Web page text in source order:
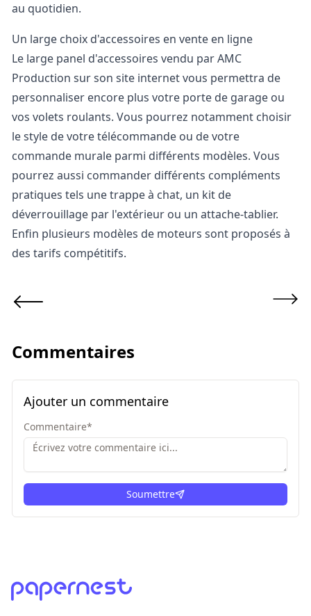
au quotidien.
Un large choix d'accessoires en vente en ligne
Le large panel d'accessoires vendu par AMC
Production sur son site internet vous permettra de
personnaliser encore plus votre porte de garage ou
vos volets roulants. Vous pourrez notamment choisir
le style de votre télécommande ou de votre
commande murale parmi différents modèles. Vous
pourrez aussi commander différents compléments
pratiques tels une trappe à chat, un kit de
déverrouillage par l'extérieur ou un attache-tablier.
Enfin plusieurs modèles de moteurs sont proposés à
des tarifs compétitifs.
Commentaires
Ajouter un commentaire
Commentaire*
Soumettre